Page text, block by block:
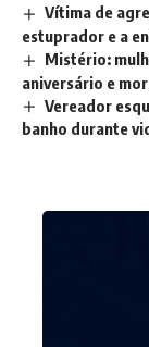
Vítima de
estuprador e a
Mistério:
aniversário e
Vereador
banho durante